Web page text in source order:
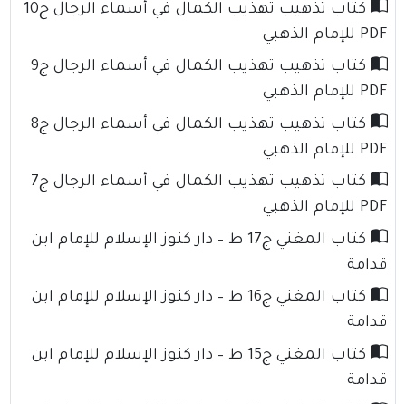
كتاب تذهيب تهذيب الكمال في أسماء الرجال ج10
PDF للإمام الذهبي
كتاب تذهيب تهذيب الكمال في أسماء الرجال ج9
PDF للإمام الذهبي
كتاب تذهيب تهذيب الكمال في أسماء الرجال ج8
PDF للإمام الذهبي
كتاب تذهيب تهذيب الكمال في أسماء الرجال ج7
PDF للإمام الذهبي
كتاب المغني ج17 ط – دار كنوز الإسلام للإمام ابن
قدامة
كتاب المغني ج16 ط – دار كنوز الإسلام للإمام ابن
قدامة
كتاب المغني ج15 ط – دار كنوز الإسلام للإمام ابن
قدامة